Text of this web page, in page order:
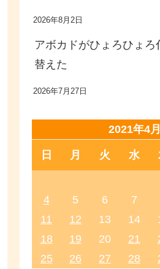
2026年8月2日
アボカドがひょろひょろ
替えた
2026年7月27日
2021年4月
日 月 火 水
4
5 6 7
11
12 13 14
18
19 20 21
25
26 27 28